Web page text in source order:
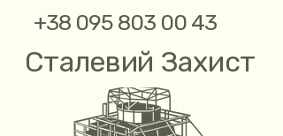
Сталевий Захист
+38 095 803 00 43